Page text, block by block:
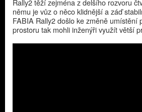
Rally2 těží zejména z delšího rozvoru
němu je vůz o něco klidnější a záď
FABIA Rally2 došlo ke změně umístění
prostoru tak mohli inženýři využít větší